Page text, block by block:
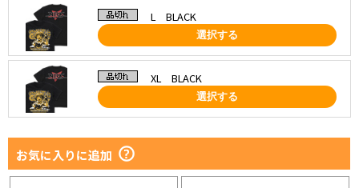
L BLACK
選択する
XL BLACK
選択する
お気に入りに追加